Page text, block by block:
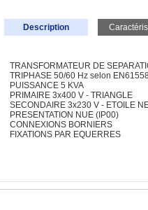
Description
TRANSFORMATEUR DE
TRIPHASE 50/60 Hz selon
PUISSANCE 5 KVA
PRIMAIRE 3x400 V - TRIANGLE
SECONDAIRE 3x230 V - ETOILE
PRESENTATION NUE (IP00)
CONNEXIONS BORNIERS
FIXATIONS PAR EQUERRES